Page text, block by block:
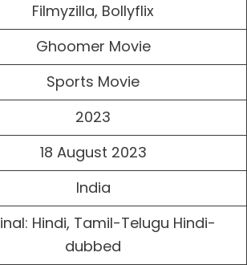
Filmyzilla, Bollyflix
Ghoomer Movie
Sports Movie
2023
18 August 2023
India
Hindi, Tamil-Telugu Hindi-
dubbed